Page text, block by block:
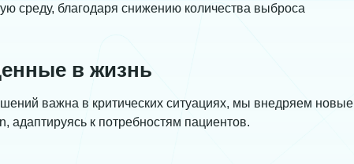
среду, благодаря снижению количества выброса
в жизнь
важна в критических ситуациях, мы внедряем новые
к потребностям пациентов.